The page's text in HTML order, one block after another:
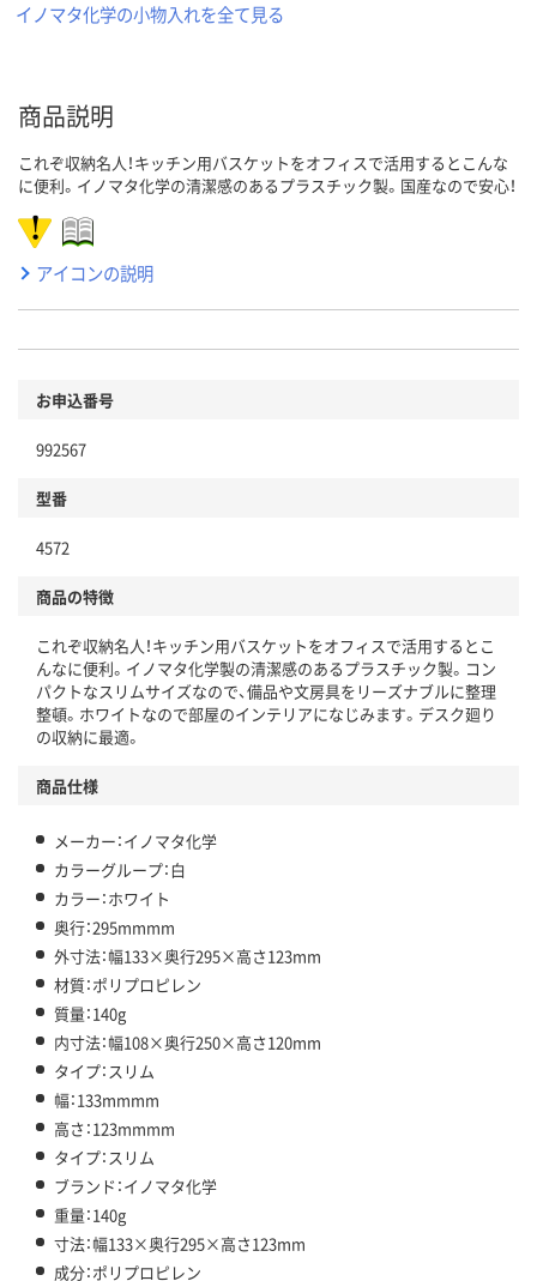
イノマタ化学の小物入れを全て見る
商品説明
これぞ収納名人！キッチン用バスケットをオフィスで活用するとこんな
に便利。イノマタ化学の清潔感のあるプラスチック製。国産なので安心！
アイコンの説明
お申込番号
992567
型番
4572
商品の特徴
これぞ収納名人！キッチン用バスケットをオフィスで活用するとこ
んなに便利。イノマタ化学製の清潔感のあるプラスチック製。コン
パクトなスリムサイズなので、備品や文房具をリーズナブルに整理
整頓。ホワイトなので部屋のインテリアになじみます。デスク廻り
の収納に最適。
商品仕様
メーカー：イノマタ化学
カラーグループ：白
カラー：ホワイト
奥行：295mmmm
外寸法：幅133×奥行295×高さ123mm
材質：ポリプロピレン
質量：140g
内寸法：幅108×奥行250×高さ120mm
タイプ：スリム
幅：133mmmm
高さ：123mmmm
タイプ：スリム
ブランド：イノマタ化学
重量：140g
寸法：幅133×奥行295×高さ123mm
成分：ポリプロピレン